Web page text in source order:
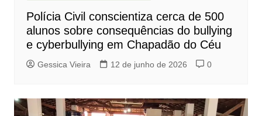
Polícia Civil conscientiza cerca de 500
alunos sobre consequências do bullying
e cyberbullying em Chapadão do Céu
Gessica Vieira 12 de junho de 2026 0